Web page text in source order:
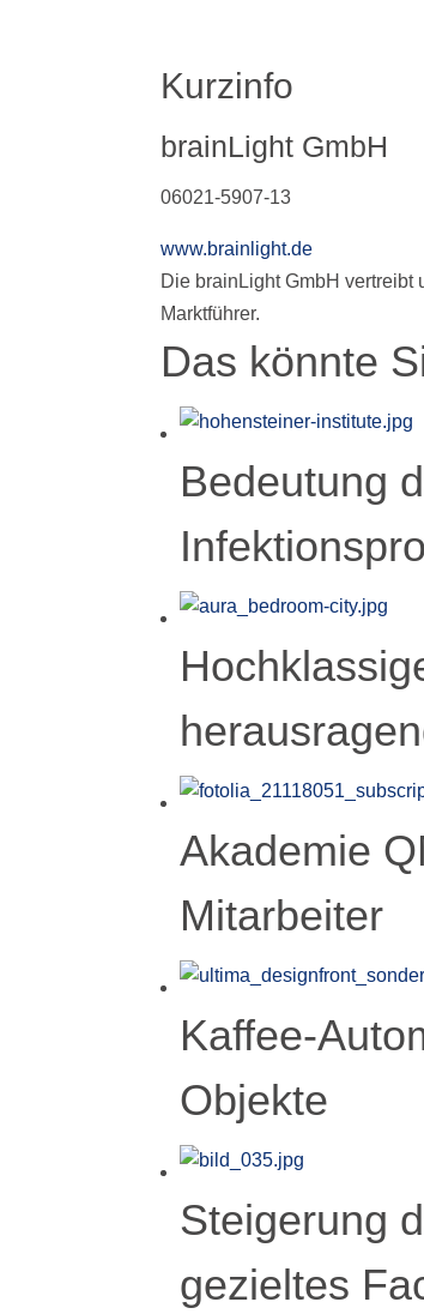
Kurzinfo
brainLight GmbH
06021-5907-13
www.brainlight.de
Die brainLight GmbH
Marktführer.
Das könnte
Bedeutung
Akademie
Mitarbeiter
Kaffee-
Objekte
Steigerung
gezieltes